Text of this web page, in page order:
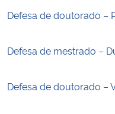
Defesa de doutorado –
Defesa de mestrado –
Defesa de doutorado –